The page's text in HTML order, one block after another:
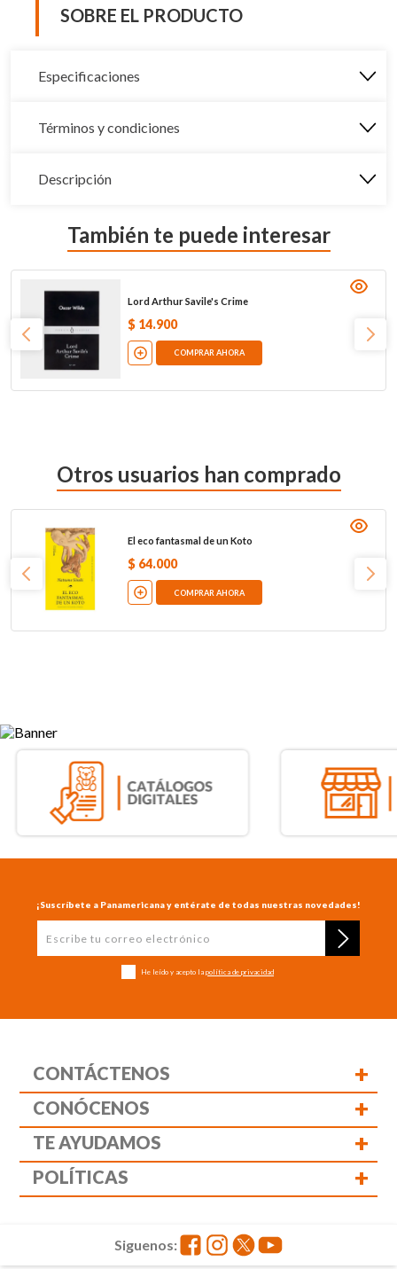
SOBRE EL PRODUCTO
Especificaciones
Términos y condiciones
Descripción
También te puede interesar
Lord Arthur Savile's Crime
$ 14.900
COMPRAR AHORA
Otros usuarios han comprado
El eco fantasmal de un Koto
$ 64.000
COMPRAR AHORA
¡Suscríbete a Panamericana y entérate de todas nuestras novedades!
He leído y acepto la política de privacidad
CONTÁCTENOS +
CONÓCENOS +
TE AYUDAMOS +
POLÍTICAS +
Siguenos: